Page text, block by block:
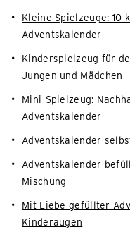
Kleine Spielzeuge: 10
Adventskalender
Kinderspielzeug für
Jungen und Mädchen
Mini-Spielzeug:
Adventskalender
Adventskalender
Adventskalender
Mischung
Mit Liebe gefüllter
Kinderaugen